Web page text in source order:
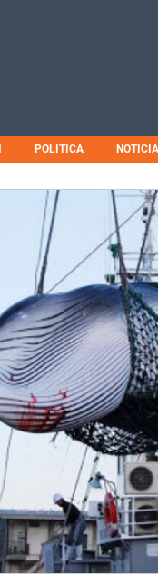
POLITICA